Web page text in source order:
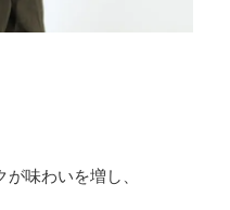
味わいを増し、